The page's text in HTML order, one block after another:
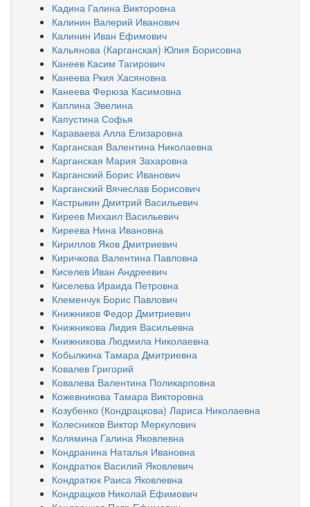
Кадина Галина Викторовна
Калинин Валерий Иванович
Калинин Иван Ефимович
Кальянова (Карганская) Юлия Борисовна
Канеев Касим Тагирович
Канеева Ркия Хасяновна
Канеева Ферюза Касимовна
Каплина Эвелина
Капустина Софья
Караваева Алла Елизаровна
Карганская Валентина Николаевна
Карганская Мария Захаровна
Карганский Борис Иванович
Карганский Вячеслав Борисович
Кастрыкин Дмитрий Васильевич
Киреев Михаил Васильевич
Киреева Нина Ивановна
Кириллов Яков Дмитриевич
Киричкова Валентина Павловна
Киселев Иван Андреевич
Киселева Ираида Петровна
Клеменчук Борис Павлович
Книжников Федор Дмитриевич
Книжникова Лидия Васильевна
Книжникова Людмила Николаевна
Кобылкина Тамара Дмитриевна
Ковалев Григорий
Ковалева Валентина Поликарповна
Кожевникова Тамара Викторовна
Козубенко (Кондрацкова) Лариса Николаевна
Колесников Виктор Меркулович
Колямина Галина Яковлевна
Кондранина Наталья Ивановна
Кондратюк Василий Яковлевич
Кондратюк Раиса Яковлевна
Кондрацков Николай Ефимович